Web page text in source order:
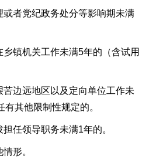
者党纪政务处分等影响期未满
镇机关工作未满5年的（含试用
边远地区以及定向单位工作未
其他限制性规定的。
领导职务未满1年的。
形。